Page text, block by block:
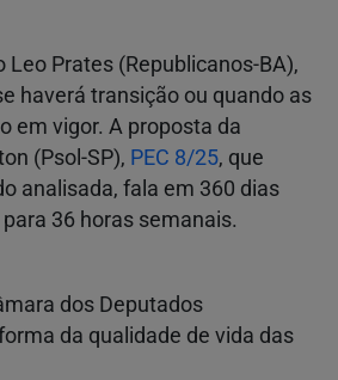
Leo Prates (Republicanos-BA),
haverá transição ou quando as
em vigor. A proposta da
(Psol-SP), PEC 8/25, que
analisada, fala em 360 dias
36 horas semanais.
dos Deputados
da qualidade de vida das